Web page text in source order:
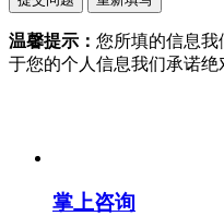
温馨提示： 您所填的信息
于您的个人信息我们承诺绝
掌上咨询